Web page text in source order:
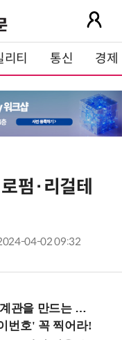
티 통신 경제
펌·리걸테
04-02 09:32
자로.. (8/20 강남역)